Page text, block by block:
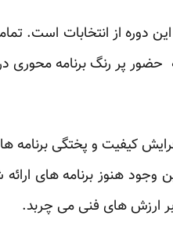
دوره از انتخابات است.
پر رنگ برنامه محوری
کیفیت و پختگی برنامه ها
هنوز برنامه های
بر ارزش های فنی می چربد.